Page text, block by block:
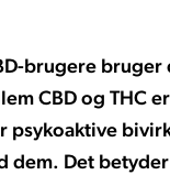
brugere
CBD og THC
Det